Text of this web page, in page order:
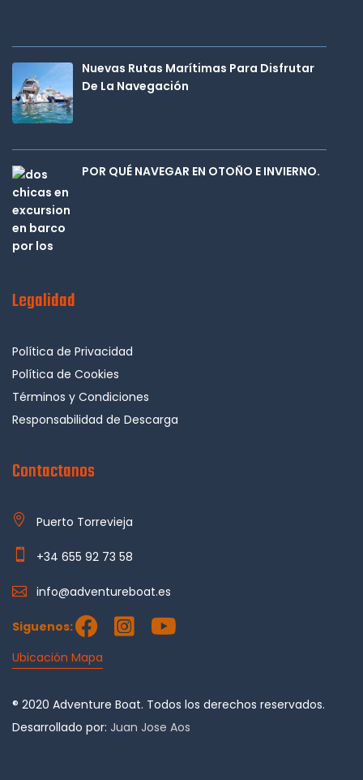
Nuevas Rutas Marítimas Para Disfrutar
De La Navegación
POR QUÉ NAVEGAR EN OTOÑO E INVIERNO.
Legalidad
Política de Privacidad
Política de Cookies
Términos y Condiciones
Responsabilidad de Descarga
Contactanos
Puerto Torrevieja
+34 655 92 73 58
info@adventureboat.es
Siguenos:
Ubicación Mapa
® 2020 Adventure Boat. Todos los derechos reservados.
Desarrollado por: Juan Jose Aos